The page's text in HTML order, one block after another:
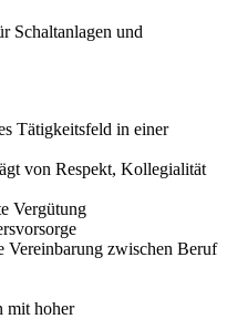
Schaltanlagen und
Tätigkeitsfeld in einer
von Respekt, Kollegialität
Vergütung
Vereinbarung zwischen Beruf
mit hoher